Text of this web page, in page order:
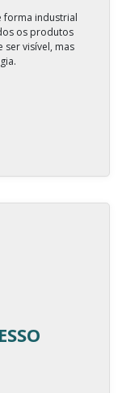
forma industrial
os produtos
visível, mas